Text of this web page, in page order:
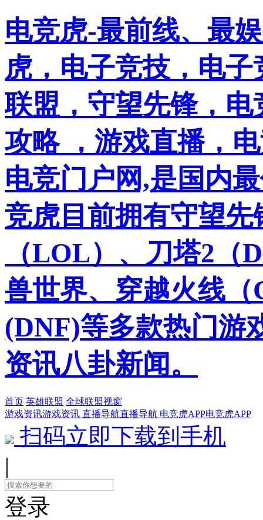
电竞虎-最前线、最
虎，电子竞技，电
联盟，守望先锋，
攻略 ，游戏直播，
电竞门户网,是国内
竞虎目前拥有守望
（LOL）、刀塔2（
兽世界、穿越火线
(DNF)等多款热门游
资讯八卦新闻。
首页 英雄联盟 全球联盟视窗
游戏资讯游戏资讯 直播导航直播导航 电竞虎APP电竞虎APP
扫码立即下载到手机
|
登录